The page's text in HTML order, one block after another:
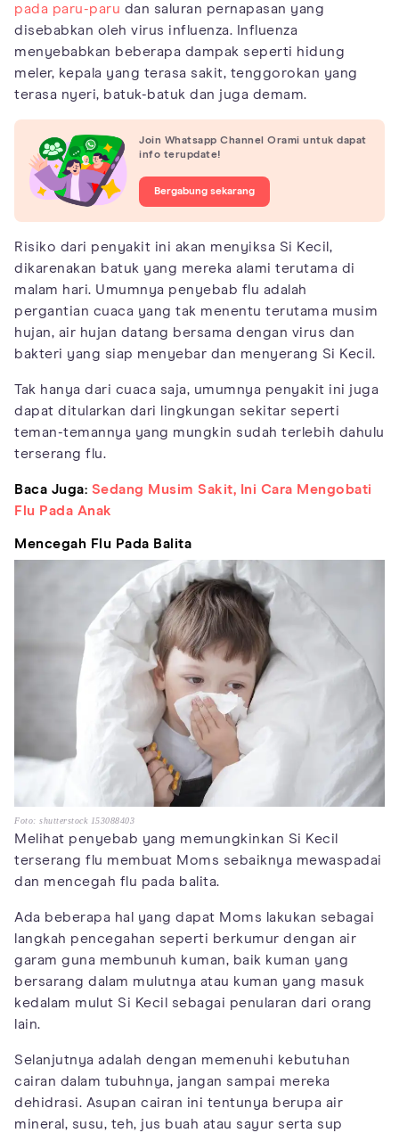
pada paru-paru dan saluran pernapasan yang
disebabkan oleh virus influenza. Influenza
menyebabkan beberapa dampak seperti hidung
meler, kepala yang terasa sakit, tenggorokan yang
terasa nyeri, batuk-batuk dan juga demam.
Join Whatsapp Channel Orami untuk dapat
info terupdate!
Bergabung sekarang
Risiko dari penyakit ini akan menyiksa Si Kecil,
dikarenakan batuk yang mereka alami terutama di
malam hari. Umumnya penyebab flu adalah
pergantian cuaca yang tak menentu terutama musim
hujan, air hujan datang bersama dengan virus dan
bakteri yang siap menyebar dan menyerang Si Kecil.
Tak hanya dari cuaca saja, umumnya penyakit ini juga
dapat ditularkan dari lingkungan sekitar seperti
teman-temannya yang mungkin sudah terlebih dahulu
terserang flu.
Baca Juga: Sedang Musim Sakit, Ini Cara Mengobati
Flu Pada Anak
Mencegah Flu Pada Balita
Foto: shutterstock 153088403
Melihat penyebab yang memungkinkan Si Kecil
terserang flu membuat Moms sebaiknya mewaspadai
dan mencegah flu pada balita.
Ada beberapa hal yang dapat Moms lakukan sebagai
langkah pencegahan seperti berkumur dengan air
garam guna membunuh kuman, baik kuman yang
bersarang dalam mulutnya atau kuman yang masuk
kedalam mulut Si Kecil sebagai penularan dari orang
lain.
Selanjutnya adalah dengan memenuhi kebutuhan
cairan dalam tubuhnya, jangan sampai mereka
dehidrasi. Asupan cairan ini tentunya berupa air
mineral, susu, teh, jus buah atau sayur serta sup